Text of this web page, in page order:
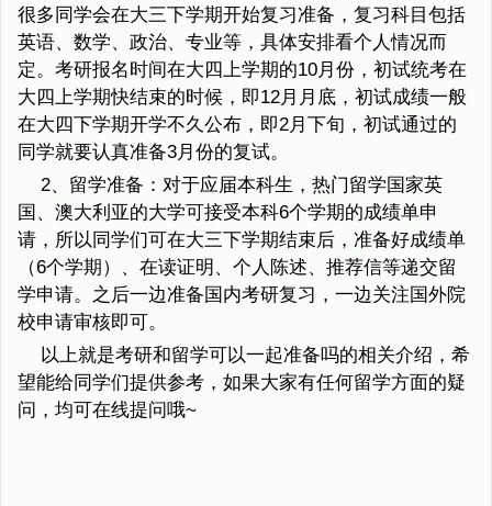
很多同学会在大三下学期开始复习准备，复习科目包括
英语、数学、政治、专业等，具体安排看个人情况而
定。考研报名时间在大四上学期的10月份，初试统考在
大四上学期快结束的时候，即12月月底，初试成绩一般
在大四下学期开学不久公布，即2月下旬，初试通过的
同学就要认真准备3月份的复试。
2、留学准备：对于应届本科生，热门留学国家英
国、澳大利亚的大学可接受本科6个学期的成绩单申
请，所以同学们可在大三下学期结束后，准备好成绩单
（6个学期）、在读证明、个人陈述、推荐信等递交留
学申请。之后一边准备国内考研复习，一边关注国外院
校申请审核即可。
以上就是考研和留学可以一起准备吗的相关介绍，希
望能给同学们提供参考，如果大家有任何留学方面的疑
问，均可在线提问哦~